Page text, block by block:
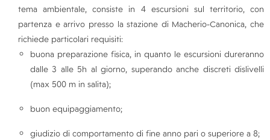
tema ambientale, consiste in 4 escursioni sul territorio, con
partenza e arrivo presso la stazione di Macherio-Canonica, che
richiede particolari requisiti:
buona preparazione fisica, in quanto le escursioni dureranno
dalle 3 alle 5h al giorno, superando anche discreti dislivelli
(max 500 m in salita);
buon equipaggiamento;
giudizio di comportamento di fine anno pari o superiore a 8;